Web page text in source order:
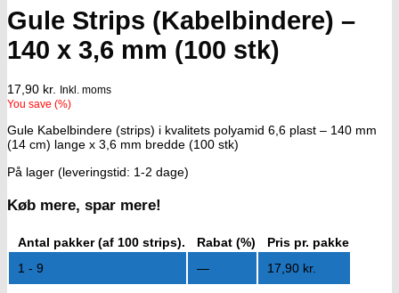
Gule Strips (Kabelbindere) –
140 x 3,6 mm (100 stk)
17,90 kr.
Inkl. moms
You save (%)
Gule Kabelbindere (strips) i kvalitets polyamid 6,6 plast – 140 mm
(14 cm) lange x 3,6 mm bredde (100 stk)
På lager (leveringstid: 1-2 dage)
Køb mere, spar mere!
Antal pakker (af 100 strips). Rabat (%)
Pris pr. pakke
1 - 9
— 17,90 kr.